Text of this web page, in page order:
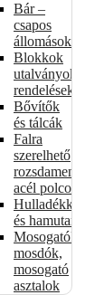
Bár –
csapos
állomások
Blokkok
utalványokhoz,
rendelésekhez
Bővítők
és tálcák
Falra
szerelhető
rozsdamentes
acél polcok
Hulladékkosarak
és hamutartók
Mosogatók,
mosdók,
mosogató
asztalok